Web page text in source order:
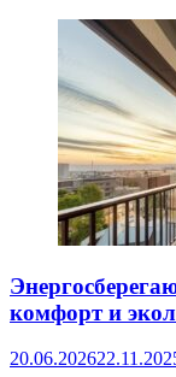
комфорт и
20.06.2026